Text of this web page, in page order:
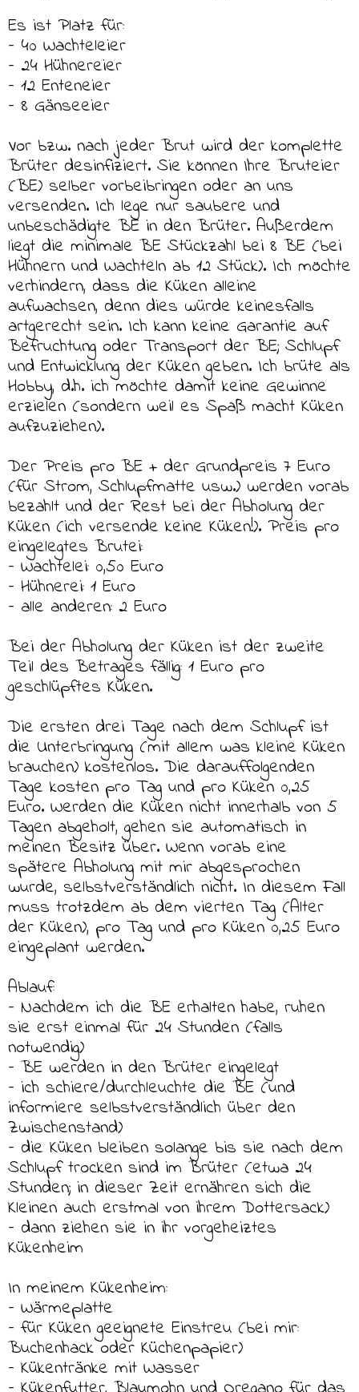
Es ist Platz für:
– 40 Wachteleier
– 24 Hühnereier
– 12 Enteneier
– 8 Gänseeier
Vor bzw. nach jeder Brut wird der komplette
Brüter desinfiziert. Sie können Ihre Bruteier
(BE) selber vorbeibringen oder an uns
versenden. Ich lege nur saubere und
unbeschädigte BE in den Brüter. Außerdem
liegt die minimale BE Stückzahl bei 8 BE (bei
Hühnern und Wachteln ab 12 Stück). Ich möchte
verhindern, dass die Küken alleine
aufwachsen, denn dies würde keinesfalls
artgerecht sein. Ich kann keine Garantie auf
Befruchtung oder Transport der BE; Schlupf
und Entwicklung der Küken geben. Ich brüte als
Hobby, d.h. ich möchte damit keine Gewinne
erzielen (sondern weil es Spaß macht Küken
aufzuziehen).
Der Preis pro BE + der Grundpreis 7 Euro
(für Strom, Schlupfmatte usw.) werden vorab
bezahlt und der Rest bei der Abholung der
Küken (ich versende keine Küken!). Preis pro
eingelegtes Brutei:
– Wachtelei: 0,50 Euro
– Hühnerei: 1 Euro
– alle anderen: 2 Euro
Bei der Abholung der Küken ist der zweite
Teil des Betrages fällig: 1 Euro pro
geschlüpftes Küken.
Die ersten drei Tage nach dem Schlupf ist
die Unterbringung (mit allem was kleine Küken
brauchen) kostenlos. Die darauffolgenden
Tage kosten pro Tag und pro Küken 0,25
Euro. Werden die Küken nicht innerhalb von 5
Tagen abgeholt, gehen sie automatisch in
meinen Besitz über. Wenn vorab eine
spätere Abholung mit mir abgesprochen
wurde, selbstverständlich nicht. In diesem Fall
muss trotzdem ab dem vierten Tag (Alter
der Küken), pro Tag und pro Küken 0,25 Euro
eingeplant werden.
Ablauf:
– Nachdem ich die BE erhalten habe, ruhen
sie erst einmal für 24 Stunden (falls
notwendig)
– BE werden in den Brüter eingelegt
– ich schiere/durchleuchte die BE (und
informiere selbstverständlich über den
Zwischenstand)
– die Küken bleiben solange bis sie nach dem
Schlupf trocken sind im Brüter (etwa 24
Stunden; in dieser Zeit ernähren sich die
Kleinen auch erstmal von ihrem Dottersack)
– dann ziehen sie in ihr vorgeheiztes
Kükenheim
In meinem Kükenheim:
– Wärmeplatte
– für Küken geeignete Einstreu (bei mir:
Buchenhack oder Küchenpapier)
– Kükentränke mit Wasser